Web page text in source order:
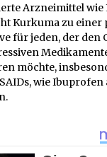
Arzneimittel
Kurkuma zu einer
für jeden, der den
möchte,
wie